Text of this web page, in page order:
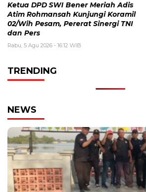
Ketua DPD SWI Bener Meriah Adis
Atim Rohmansah Kunjungi Koramil
02/Wih Pesam, Pererat Sinergi TNI
dan Pers
Rabu, 5 Agu 2026 - 16:12 WIB
TRENDING
NEWS